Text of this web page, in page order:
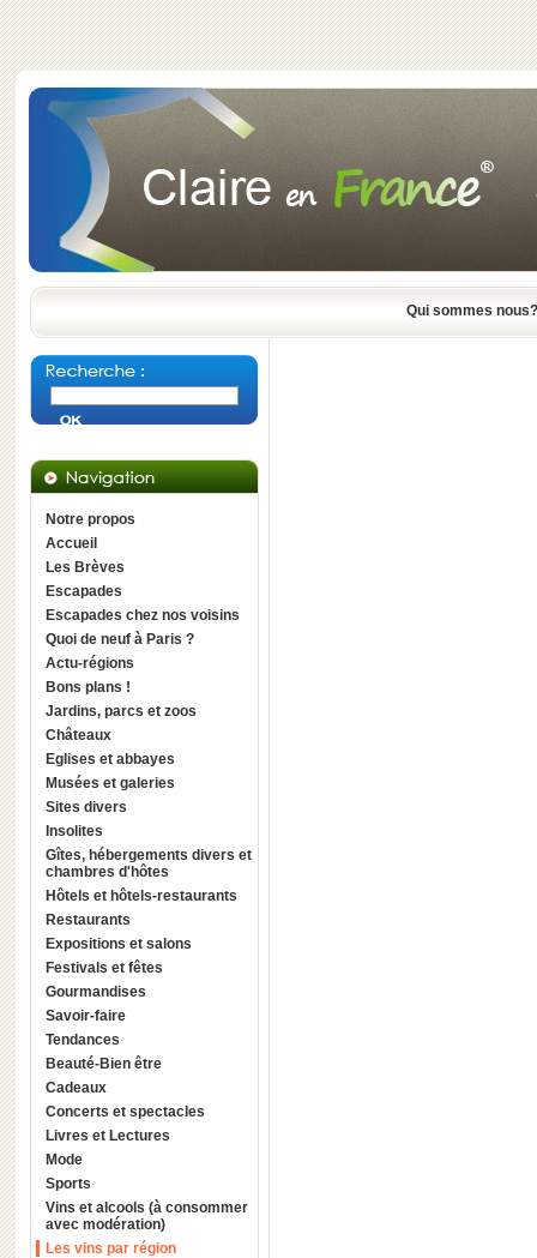
Qui sommes nous?
Notre propos
Accueil
Les Brèves
Escapades
Escapades chez nos voisins
Quoi de neuf à Paris ?
Actu-régions
Bons plans !
Jardins, parcs et zoos
Châteaux
Eglises et abbayes
Musées et galeries
Sites divers
Insolites
Gîtes, hébergements divers et
chambres d'hôtes
Hôtels et hôtels-restaurants
Restaurants
Expositions et salons
Festivals et fêtes
Gourmandises
Savoir-faire
Tendances
Beauté-Bien être
Cadeaux
Concerts et spectacles
Livres et Lectures
Mode
Sports
Vins et alcools (à consommer
avec modération)
Les vins par région